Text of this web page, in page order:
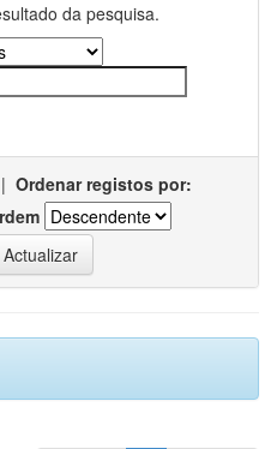
da pesquisa.
| Ordenar registos por: